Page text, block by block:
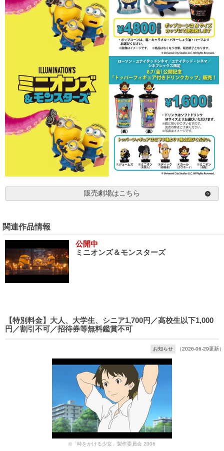
販売劇場はこちら
関連作品情報
公開中
ミニオンズ＆モンスターズ
【特別料金】大人、大学生、シニア1,700円／高校生以下1,000
円／割引不可／招待券等無料鑑賞不可
お知らせ （2026-06-29更新）
©「時をかける少女」製作委員会 2006